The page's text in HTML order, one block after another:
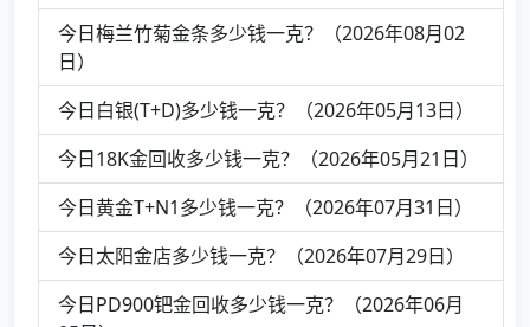
今日梅兰竹菊金条多少钱一克？（2026年08月02
日）
今日白银(T+D)多少钱一克？（2026年05月13日）
今日18K金回收多少钱一克？（2026年05月21日）
今日黄金T+N1多少钱一克？（2026年07月31日）
今日太阳金店多少钱一克？（2026年07月29日）
今日PD900钯金回收多少钱一克？（2026年06月